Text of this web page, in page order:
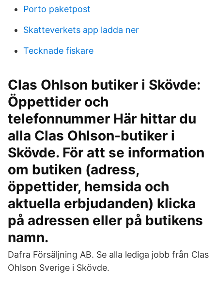
Porto paketpost
Skatteverkets app ladda ner
Tecknade fiskare
Clas Ohlson butiker i Skövde:
Öppettider och
telefonnummer Här hittar du
alla Clas Ohlson-butiker i
Skövde. För att se information
om butiken (adress,
öppettider, hemsida och
aktuella erbjudanden) klicka
på adressen eller på butikens
namn.
Dafra Försäljning AB. Se alla lediga jobb från Clas
Ohlson Sverige i Skövde.